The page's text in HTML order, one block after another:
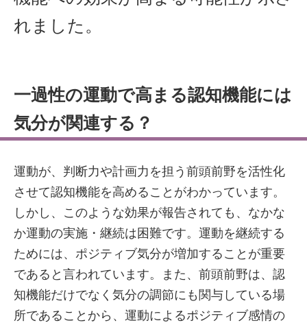
れました。
一過性の運動で高まる認知機能には
気分が関連する？
運動が、判断力や計画力を担う前頭前野を活性化
させて認知機能を高めることがわかっています。
しかし、このような効果が報告されても、なかな
か運動の実施・継続は困難です。運動を継続する
ためには、ポジティブ気分が増加することが重要
であると言われています。また、前頭前野は、認
知機能だけでなく気分の調節にも関与している場
所であることから、運動によるポジティブ感情の